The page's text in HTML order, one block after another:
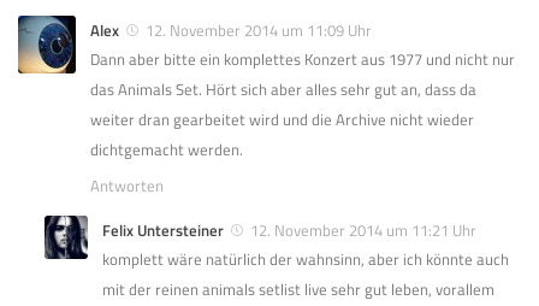
Alex
12. November 2014 um 11:09 Uhr
Dann aber bitte ein komplettes Konzert aus 1977 und nicht nur
das Animals Set. Hört sich aber alles sehr gut an, dass da
weiter dran gearbeitet wird und die Archive nicht wieder
dichtgemacht werden.
Antworten
Felix Untersteiner
12. November 2014 um 11:21 Uhr
komplett wäre natürlich der wahnsinn, aber ich könnte auch
mit der reinen animals setlist live sehr gut leben, vorallem